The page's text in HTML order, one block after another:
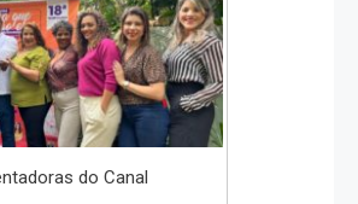
do Canal